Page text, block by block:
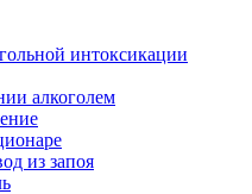
интоксикации
алкоголем
из запоя